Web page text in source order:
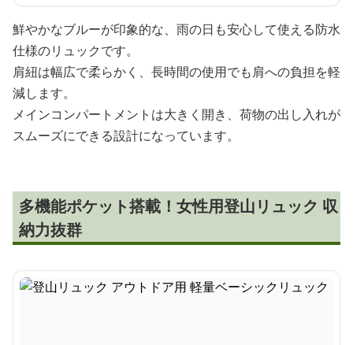
鮮やかなブルーが印象的な、雨の日も安心して使える防水
仕様のリュックです。
肩紐は幅広で柔らかく、長時間の使用でも肩への負担を軽
減します。
メインコンパートメントは大きく開き、荷物の出し入れが
スムーズにできる設計になっています。
多機能ポケット搭載！女性用登山リュック 収
納力抜群